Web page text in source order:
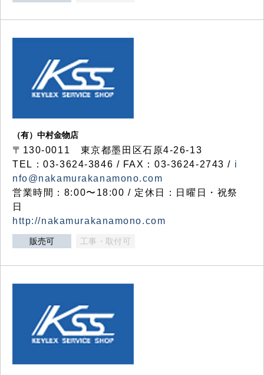
（有）中村金物店
〒130-0011 東京都墨田区石原4-26-13
TEL：03-3624-3846 / FAX：03-3624-2743 / i
nfo@nakamurakanamono.com
営業時間：8:00〜18:00 / 定休日：日曜日・祝祭
日
http://nakamurakanamono.com
販売可 工事・取付可